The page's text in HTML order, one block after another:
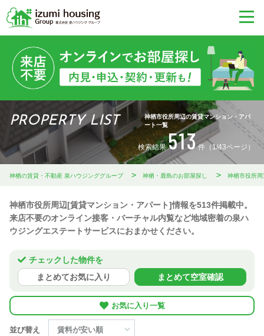
PROPERTY LIST
神栖市役所周辺の賃貸マンション・アパ
ート一覧
検索結果513件（1/43ページ）
神栖の賃貸・不動産 泉ハウジンググループ 神栖・鹿島のお部屋探し 神栖市役所
神栖市役所周辺[賃貸マンション・アパート]情報を513件掲載中。
来店不要のオンライン接客・バーチャル内覧など地域密着の泉ハ
ウジングエステートサービスにおまかせください。
チェックした物件を
まとめてお気に入り
まとめて空室確認
お気に入り一覧
並び替え